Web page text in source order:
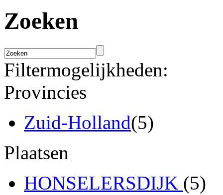
Zoeken
Filtermogelijkheden:
Provincies
Zuid-Holland(5)
Plaatsen
HONSELERSDIJK (5)